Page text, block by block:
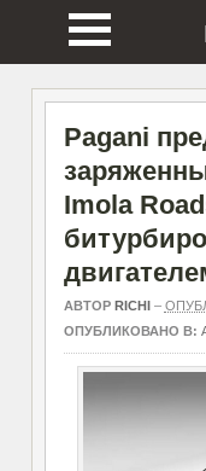
Pagani
Imola
АВТОР RICHI–
ОПУБЛИКОВАНО В: